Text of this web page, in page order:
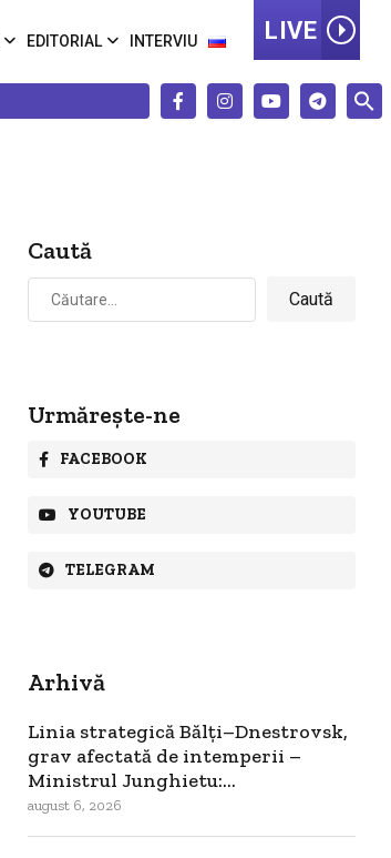
EDITORIAL INTERVIU LIVE
Caută
Caută
după:
Urmărește-ne
FACEBOOK
YOUTUBE
TELEGRAM
Arhivă
Linia strategică Bălți–Dnestrovsk,
grav afectată de intemperii –
Ministrul Junghietu:...
august 6, 2026